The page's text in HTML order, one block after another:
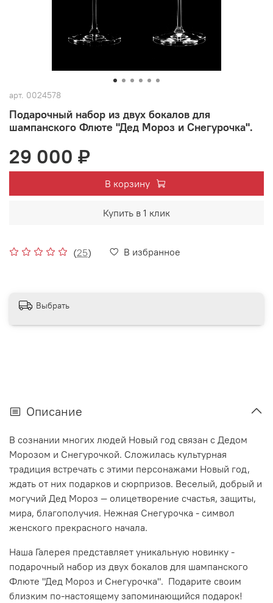
арт. 0024578
Подарочный набор из двух бокалов для
шампанского Флюте "Дед Мороз и Снегурочка".
(25) В избранное
29 000 ₽
В корзину
Купить в 1 клик
Выбрать
Описание
В сознании многих людей Новый год связан с Дедом
Морозом и Снегурочкой. Сложилась культурная
традиция встречать с этими персонажами Новый год,
ждать от них подарков и сюрпризов. Веселый, добрый и
могучий Дед Мороз — олицетворение счастья, защиты,
мира, благополучия. Нежная Снегурочка - символ
женского прекрасного начала.
Наша Галерея представляет уникальную новинку -
подарочный набор из двух бокалов для шампанского
Флюте "Дед Мороз и Снегурочка". Подарите своим
близким по-настоящему запоминающийся подарок!